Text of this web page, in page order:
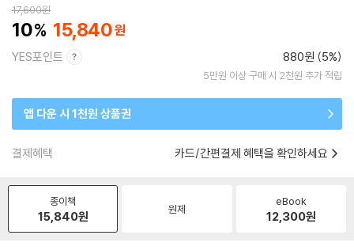
17,600원
10 15,840
YES포인트 880원 (5%)
5만원 이상 구매 시 2천원 추가 적립
앱 다운 시 1천원 상품권
결제혜택 카드/간편결제 혜택을 확인하세요
종이책
15,840원 원제
eBook
12,300원